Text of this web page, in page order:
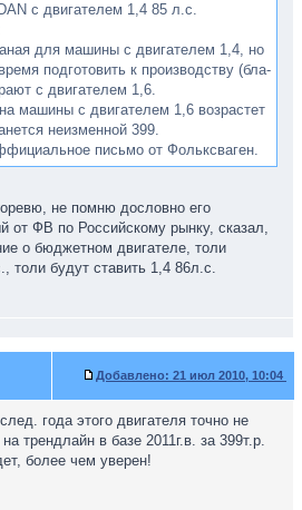
с двигателем 1,4 85 л.с.
для машины с двигателем 1,4, но
подготовить к производству (бла-
с двигателем 1,6.
машины с двигателем 1,6 возрастет
неизменной 399.
письмо от Фольксваген.
не помню дословно его
от ФВ по Российскому рынку, сказал,
о бюджетном двигателе, толи
толи будут ставить 1,4 86л.с.
Добавлено: 21 июл 2010, 10:04
года этого двигателя точно не
трендлайн в базе 2011г.в. за 399т.р.
более чем уверен!